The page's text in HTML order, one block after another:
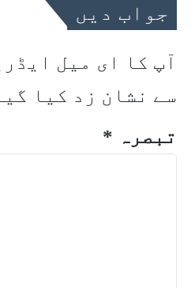
جواب دیں
آپ کا ای میل
سے نشان زد کیا
تبصرہ *